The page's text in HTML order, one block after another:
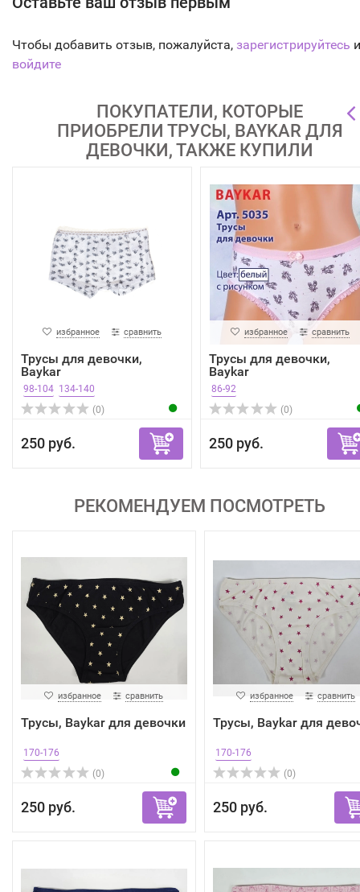
Чтобы добавить отзыв, пожалуйста, зарегистрируйтесь
войдите
ПОКУПАТЕЛИ, КОТОРЫЕ
ПРИОБРЕЛИ ТРУСЫ, BAYKAR ДЛЯ
ДЕВОЧКИ, ТАКЖЕ КУПИЛИ
избранное сравнить
Трусы для девочки,
Baykar
98-104 134-140
(0)
250 руб.
избранное сравнить
Трусы для девочки,
Baykar
86-92
(0)
250 руб.
РЕКОМЕНДУЕМ ПОСМОТРЕТЬ
избранное сравнить
Трусы, Baykar для девочки
170-176
(0)
250 руб.
избранное сравнить
Трусы, Baykar для
170-176
(0)
250 руб.